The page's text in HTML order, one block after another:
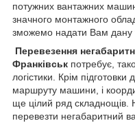
потужних вантажних
значного монтажного
зможемо надати Вам дану
Перевезення
Франківськ потребує,
логістики. Крім підготовки
маршруту машини, і
ще цілий ряд
перевезти негабаритний